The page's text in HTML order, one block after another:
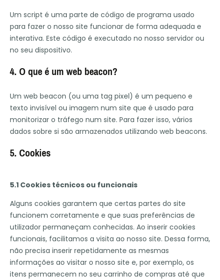
Um script é uma parte de código de programa usado
para fazer o nosso site funcionar de forma adequada e
interativa. Este código é executado no nosso servidor ou
no seu dispositivo.
4. O que é um web beacon?
Um web beacon (ou uma tag pixel) é um pequeno e
texto invisível ou imagem num site que é usado para
monitorizar o tráfego num site. Para fazer isso, vários
dados sobre si são armazenados utilizando web beacons.
5. Cookies
5.1 Cookies técnicos ou funcionais
Alguns cookies garantem que certas partes do site
funcionem corretamente e que suas preferências de
utilizador permaneçam conhecidas. Ao inserir cookies
funcionais, facilitamos a visita ao nosso site. Dessa forma,
não precisa inserir repetidamente as mesmas
informações ao visitar o nosso site e, por exemplo, os
itens permanecem no seu carrinho de compras até que